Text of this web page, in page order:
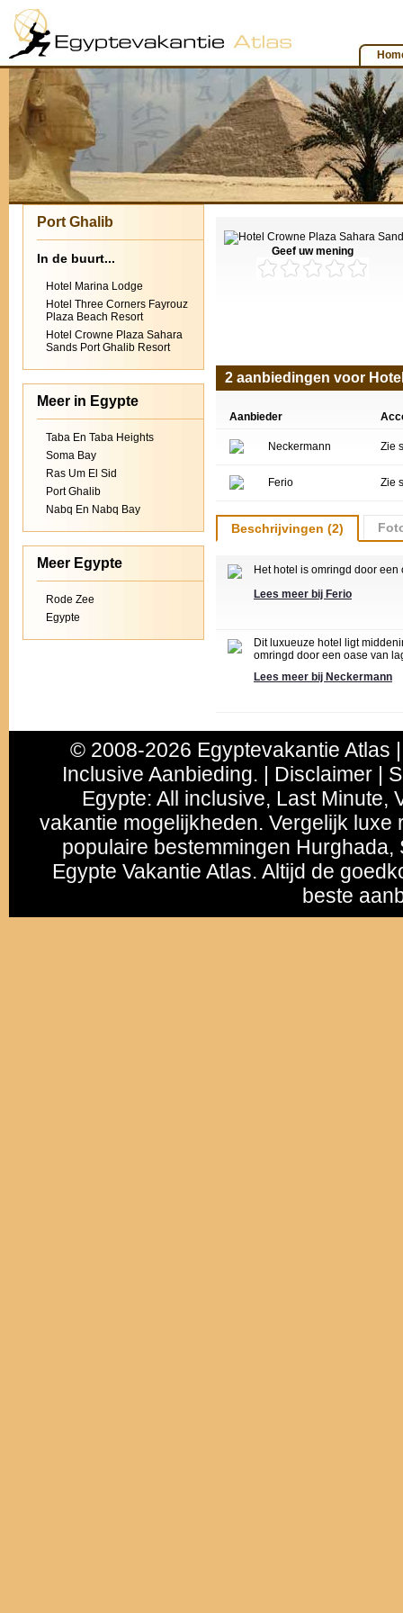
Port Ghalib
In de buurt...
Hotel Marina Lodge
Hotel Three Corners Fayrouz
Plaza Beach Resort
Hotel Crowne Plaza Sahara
Sands Port Ghalib Resort
Meer in Egypte
Taba En Taba Heights
Soma Bay
Ras Um El Sid
Port Ghalib
Nabq En Nabq Bay
Meer Egypte
Rode Zee
Egypte
Geef uw mening
2 aanbiedingen voor
Aanbieder
Neckermann Zie
Ferio Zie
Beschrijvingen (2)
Het hotel is omringd door
Lees meer bij Ferio
Dit luxueuze hotel ligt
omringd door een oase van
Lees meer bij Neckermann
© 2008-2026 Egyptevakantie Atlas
Inclusive Aanbieding. | Disclaimer |
Egypte: All inclusive, Last Minute,
vakantie mogelijkheden. Vergelijk
populaire bestemmingen Hurghada,
Egypte Vakantie Atlas. Altijd de
beste